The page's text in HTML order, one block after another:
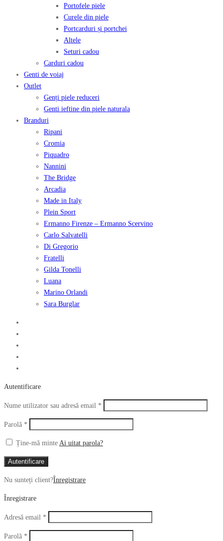
Portofele piele
Curele din piele
Portcarduri și portchei
Altele
Seturi cadou
Carduri cadou
Genti de voiaj
Outlet
Genți piele reduceri
Genti ieftine din piele naturala
Branduri
Ripani
Cromia
Piquadro
Nannini
The Bridge
Arcadia
Made in Italy
Plein Sport
Ermanno Firenze – Ermanno Scervino
Carlo Salvatelli
Di Gregorio
Fratelli
Gilda Tonelli
Luana
Marino Orlandi
Sara Burglar
Autentificare
Nume utilizator sau adresă email *
Parolă *
Ține-mă minte Ai uitat parola?
Autentificare
Nu sunteți client?Înregistrare
Înregistrare
Adresă email *
Parolă *